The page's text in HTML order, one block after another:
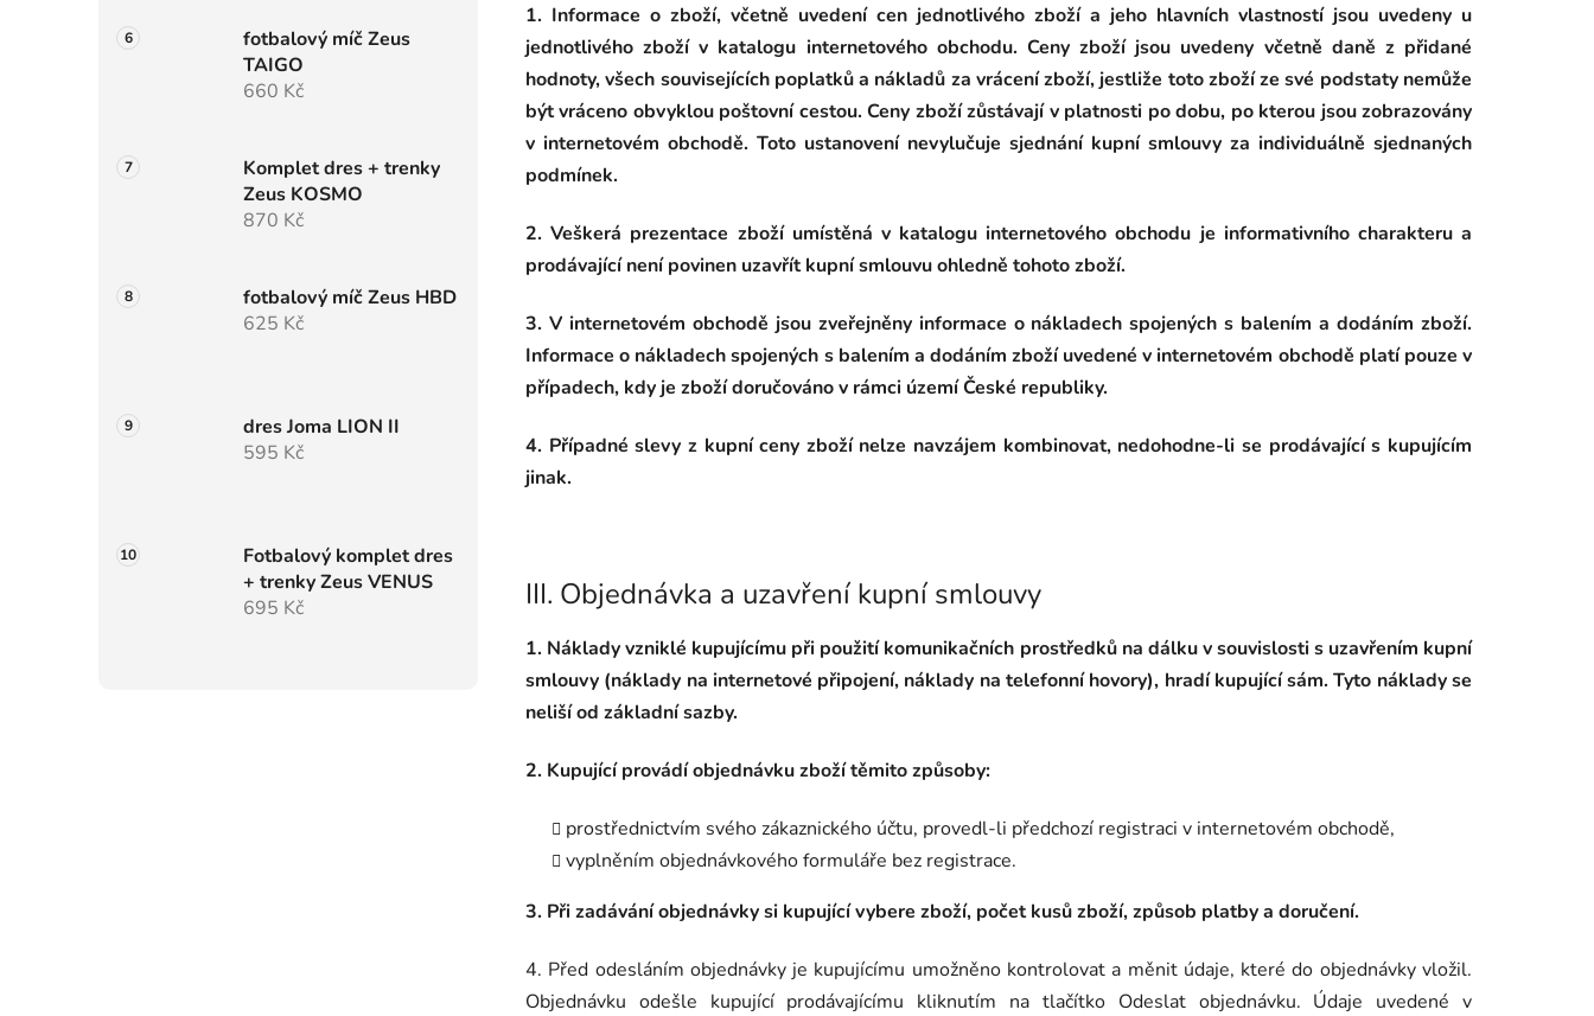
fotbalový míč Zeus
TAIGO
660 Kč
Komplet dres + trenky
Zeus KOSMO
870 Kč
fotbalový míč Zeus HBD
625 Kč
dres Joma LION II
595 Kč
Fotbalový komplet dres
+ trenky Zeus VENUS
695 Kč
1. Informace o zboží, včetně uvedení cen jednotlivého zboží a jeho hlavních vlastností jsou uvedeny u
jednotlivého zboží v katalogu internetového obchodu. Ceny zboží jsou uvedeny včetně daně z přidané
hodnoty, všech souvisejících poplatků a nákladů za vrácení zboží, jestliže toto zboží ze své podstaty nemůže
být vráceno obvyklou poštovní cestou. Ceny zboží zůstávají v platnosti po dobu, po kterou jsou zobrazovány
v internetovém obchodě. Toto ustanovení nevylučuje sjednání kupní smlouvy za individuálně sjednaných
podmínek.
2. Veškerá prezentace zboží umístěná v katalogu internetového obchodu je informativního charakteru a
prodávající není povinen uzavřít kupní smlouvu ohledně tohoto zboží.
3. V internetovém obchodě jsou zveřejněny informace o nákladech spojených s balením a dodáním zboží.
Informace o nákladech spojených s balením a dodáním zboží uvedené v internetovém obchodě platí pouze v
případech, kdy je zboží doručováno v rámci území České republiky.
4. Případné slevy z kupní ceny zboží nelze navzájem kombinovat, nedohodne-li se prodávající s kupujícím
jinak.
III. Objednávka a uzavření kupní smlouvy
1. Náklady vzniklé kupujícímu při použití komunikačních prostředků na dálku v souvislosti s uzavřením kupní
smlouvy (náklady na internetové připojení, náklady na telefonní hovory), hradí kupující sám. Tyto náklady se
neliší od základní sazby.
2. Kupující provádí objednávku zboží těmito způsoby:
prostřednictvím svého zákaznického účtu, provedl-li předchozí registraci v internetovém obchodě,
vyplněním objednávkového formuláře bez registrace.
3. Při zadávání objednávky si kupující vybere zboží, počet kusů zboží, způsob platby a doručení.
4. Před odesláním objednávky je kupujícímu umožněno kontrolovat a měnit údaje, které do objednávky vložil.
Objednávku odešle kupující prodávajícímu kliknutím na tlačítko Odeslat objednávku. Údaje uvedené v